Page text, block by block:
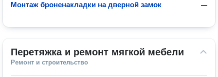
—
Монтаж броненакладки на дверной замок
Перетяжка и ремонт мягкой мебели
Ремонт и строительство